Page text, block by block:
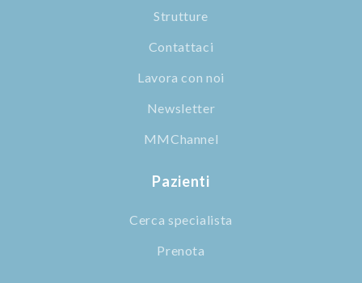
Strutture
Contattaci
Lavora con noi
Newsletter
MMChannel
Pazienti
Cerca specialista
Prenota